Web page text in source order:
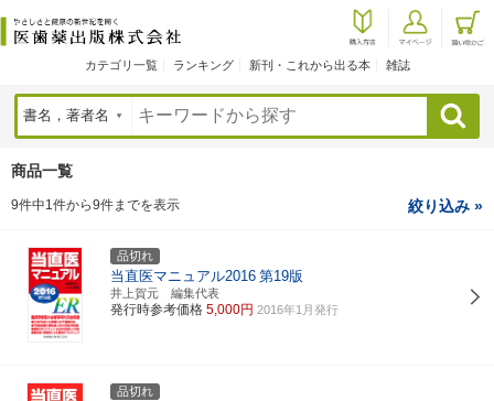
カテゴリ一覧 ランキング 新刊・これから出る本 雑誌
検索
商品一覧
9件中1件から9件までを表示 絞り込み »
品切れ
当直医マニュアル2016 第19版
井上賀元 編集代表
発行時参考価格 5,000円 2016年1月発行
品切れ